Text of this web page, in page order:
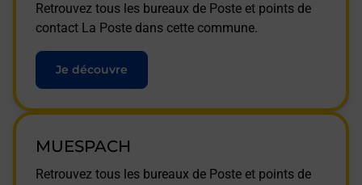
Retrouvez tous les bureaux de Poste et points de
contact La Poste dans cette commune.
Je découvre
MUESPACH
Retrouvez tous les bureaux de Poste et points de